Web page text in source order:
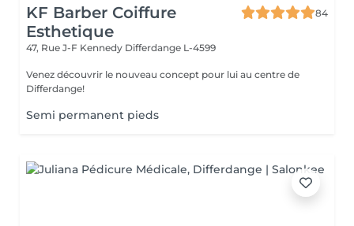
KF Barber Coiffure
Esthetique
84
47, Rue J-F Kennedy Differdange L-4599
Venez découvrir le nouveau concept pour lui au centre de
Differdange!
Semi permanent pieds